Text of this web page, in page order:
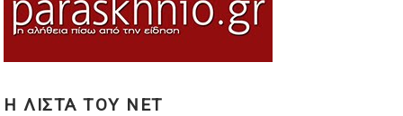
Η ΛΙΣΤΑ ΤΟΥ NET